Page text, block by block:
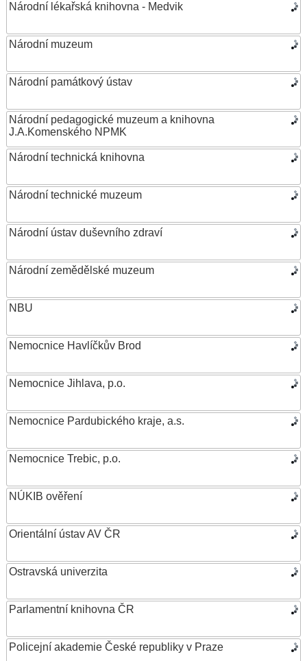
Národní lékařská knihovna - Medvik
Národní muzeum
Národní památkový ústav
Národní pedagogické muzeum a knihovna
J.A.Komenského NPMK
Národní technická knihovna
Národní technické muzeum
Národní ústav duševního zdraví
Národní zemědělské muzeum
NBU
Nemocnice Havlíčkův Brod
Nemocnice Jihlava, p.o.
Nemocnice Pardubického kraje, a.s.
Nemocnice Trebic, p.o.
NÚKIB ověření
Orientální ústav AV ČR
Ostravská univerzita
Parlamentní knihovna ČR
Policejní akademie České republiky v Praze